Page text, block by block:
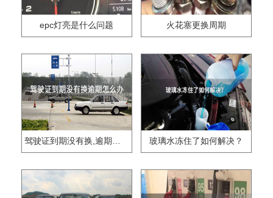
epc灯亮是什么问题 火花塞更换周期
驾驶证到期没有换,逾期怎么办?? 玻璃水冻住了如何解决？